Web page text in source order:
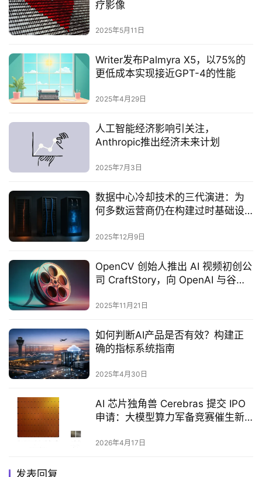
疗影像
2025年5月11日
Writer发布Palmyra X5，以75%的
更低成本实现接近GPT-4的性能
2025年4月29日
人工智能经济影响引关注，
Anthropic推出经济未来计划
2025年7月3日
数据中心冷却技术的三代演进：为
何多数运营商仍在构建过时基础设
2025年12月9日
OpenCV 创始人推出 AI 视频初创公
司 CraftStory，向 OpenAI 与谷歌
2025年11月21日
如何判断AI产品是否有效？构建正
确的指标系统指南
2025年4月30日
AI 芯片独角兽 Cerebras 提交 IPO
申请：大模型算力军备竞赛催生新
2026年4月17日
发表回复